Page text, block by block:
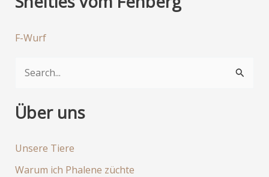
F-Wurf
c
h
e
Über uns
Unsere Tiere
Warum ich Phalene züchte